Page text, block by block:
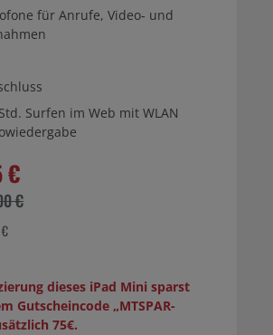
für Anrufe, Video‑ und
Surfen im Web mit WLAN
€
€
dieses iPad Mini sparst
Gutscheincode „MTSPAR-
75€.